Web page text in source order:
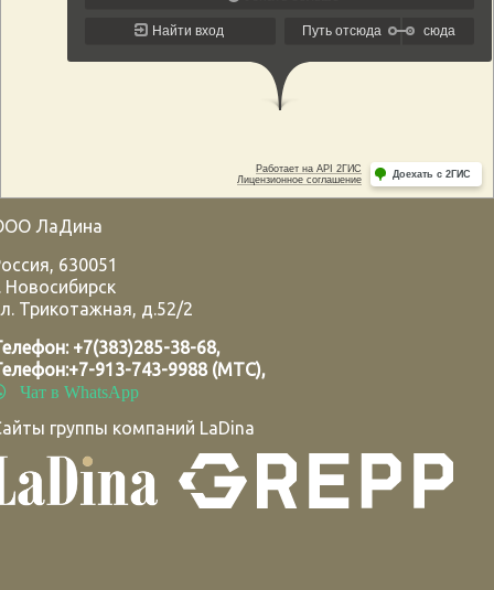
ЛаДина
, 630051
Новосибирск
Трикотажная, д.52/2
+7(383)285-38-68,
+7-913-743-9988 (МТС),
Чат в WhatsApp
группы компаний LaDina